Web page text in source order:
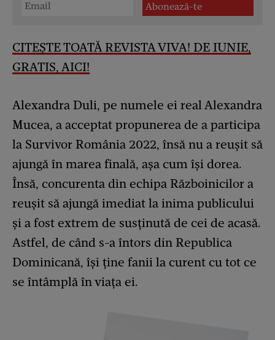
CITEȘTE TOATĂ REVISTA VIVA! DE IUNIE,
GRATIS, AICI!
Alexandra Duli, pe numele ei real Alexandra
Mucea, a acceptat propunerea de a participa
la Survivor România 2022, însă nu a reușit să
ajungă în marea finală, așa cum își dorea.
Însă, concurenta din echipa Războinicilor a
reușit să ajungă imediat la inima publicului
și a fost extrem de susținută de cei de acasă.
Astfel, de când s-a întors din Republica
Dominicană, își ține fanii la curent cu tot ce
se întâmplă în viața ei.